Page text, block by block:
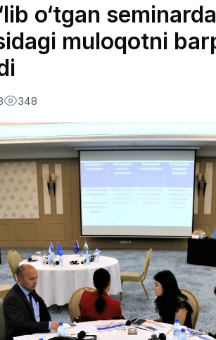
o‘tgan
muloqotni
348